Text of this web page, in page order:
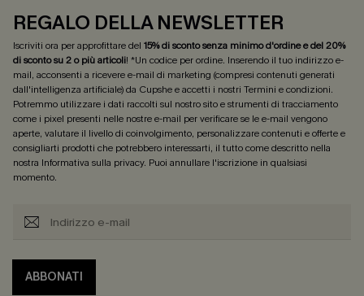
REGALO DELLA NEWSLETTER
Iscriviti ora per approfittare del 15% di sconto senza minimo d'ordine e del 20%
di sconto su 2 o più articoli! *Un codice per ordine. Inserendo il tuo indirizzo e-
mail, acconsenti a ricevere e-mail di marketing (compresi contenuti generati
dall'intelligenza artificiale) da Cupshe e accetti i nostri Termini e condizioni.
Potremmo utilizzare i dati raccolti sul nostro sito e strumenti di tracciamento
come i pixel presenti nelle nostre e-mail per verificare se le e-mail vengono
aperte, valutare il livello di coinvolgimento, personalizzare contenuti e offerte e
consigliarti prodotti che potrebbero interessarti, il tutto come descritto nella
nostra Informativa sulla privacy. Puoi annullare l'iscrizione in qualsiasi
momento.
ABBONATI